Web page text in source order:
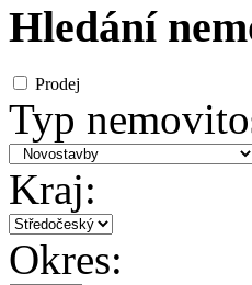
Hledání
Prodej
Typ
Kraj:
Okres: